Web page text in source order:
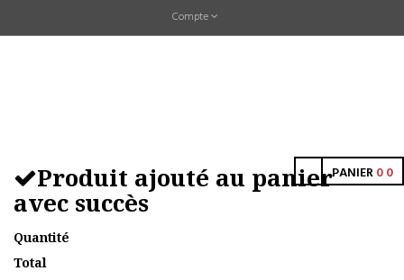
Compte
PANIER00
Produit ajouté au panier
avec succès
Quantité
Total